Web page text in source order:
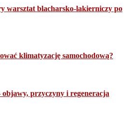
warsztat blacharsko-lakierniczy po
klimatyzację samochodową?
objawy, przyczyny i regeneracja